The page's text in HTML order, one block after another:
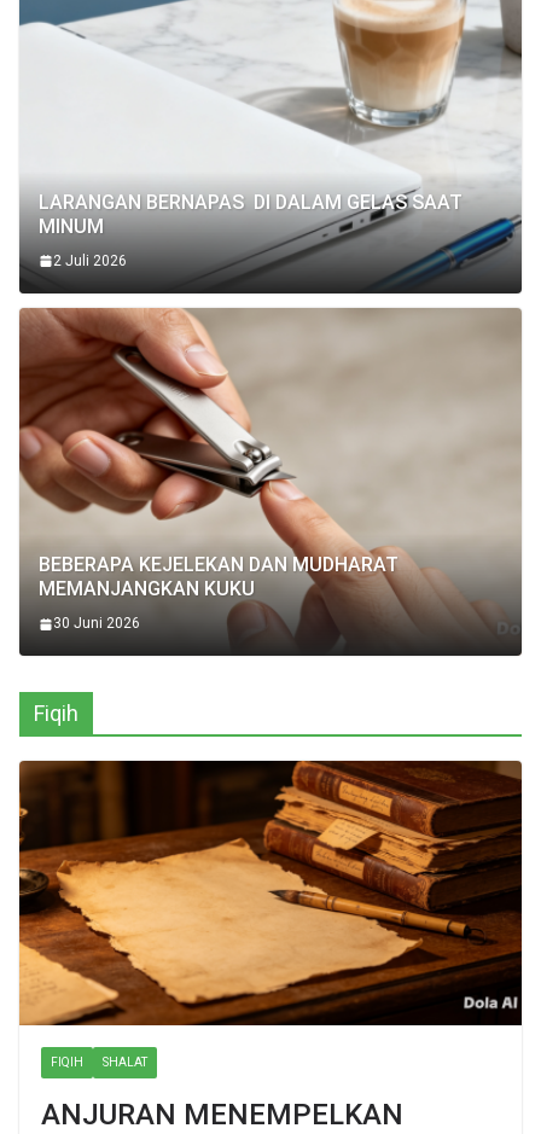
LARANGAN BERNAPAS DI DALAM GELAS SAAT
MINUM
2 Juli 2026
BEBERAPA KEJELEKAN DAN MUDHARAT
MEMANJANGKAN KUKU
30 Juni 2026
Fiqih
FIQIH SHALAT
ANJURAN MENEMPELKAN